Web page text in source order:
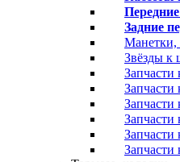
Задние
Звёзды к
Запчасти
Запчасти
Запчасти
Запчасти
Запчасти
Запчасти